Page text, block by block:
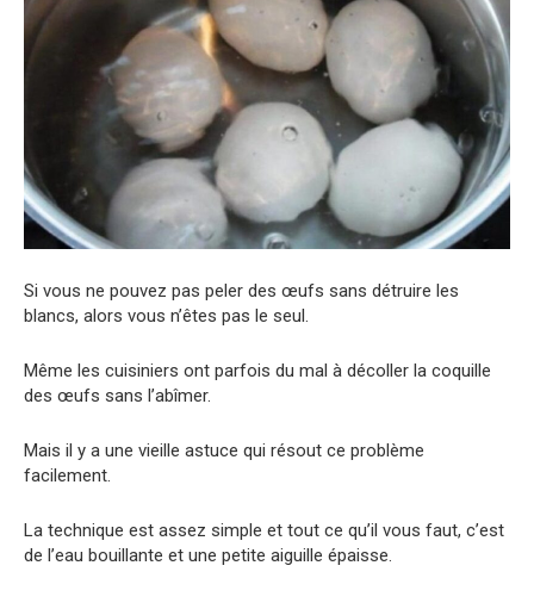
Si vous ne pouvez pas peler des œufs sans détruire les
blancs, alors vous n’êtes pas le seul.
Même les cuisiniers ont parfois du mal à décoller la coquille
des œufs sans l’abîmer.
Mais il y a une vieille astuce qui résout ce problème
facilement.
La technique est assez simple et tout ce qu’il vous faut, c’est
de l’eau bouillante et une petite aiguille épaisse.